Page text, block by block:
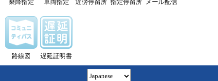
乗降指定 車両指定 近傍停留所 指定停留所 メール配信
路線図 遅延証明書